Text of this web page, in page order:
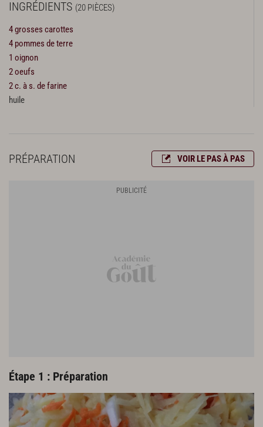
INGRÉDIENTS (20 PIÈCES)
4 grosses carottes
4 pommes de terre
1 oignon
2 oeufs
2 c. à s. de farine
huile
PRÉPARATION VOIR LE PAS À PAS
Étape 1 : Préparation